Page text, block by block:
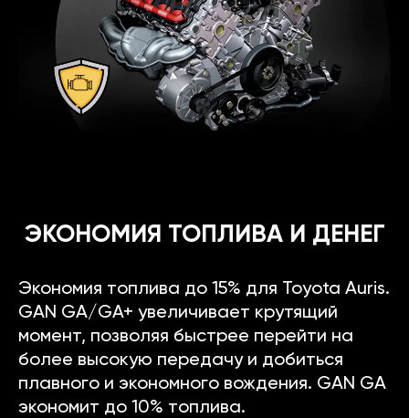
ЭКОНОМИЯ ТОПЛИВА И ДЕНЕГ
Экономия топлива до 15% для Toyota Auris.
GAN GA/GA+ увеличивает крутящий
момент, позволяя быстрее перейти на
более высокую передачу и добиться
плавного и экономного вождения. GAN GA
экономит до 10% топлива.